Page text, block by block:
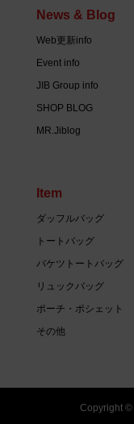
News & Blog
Web更新info
Event info
JIB Group info
SHOP BLOG
MR.Jiblog
Item
ダッフルバッグ
トートバッグ
バケツトートバッグ
リュックバッグ
ポーチ・ポシェット
その他
Copyright ©